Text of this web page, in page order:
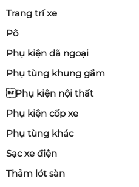
Trang trí xe
Pô
Phụ kiện dã ngoại
Phụ tùng khung gầm
Phụ kiện nội thất
Phụ kiện cốp xe
Phụ tùng khác
Sạc xe điện
Thảm lót sàn